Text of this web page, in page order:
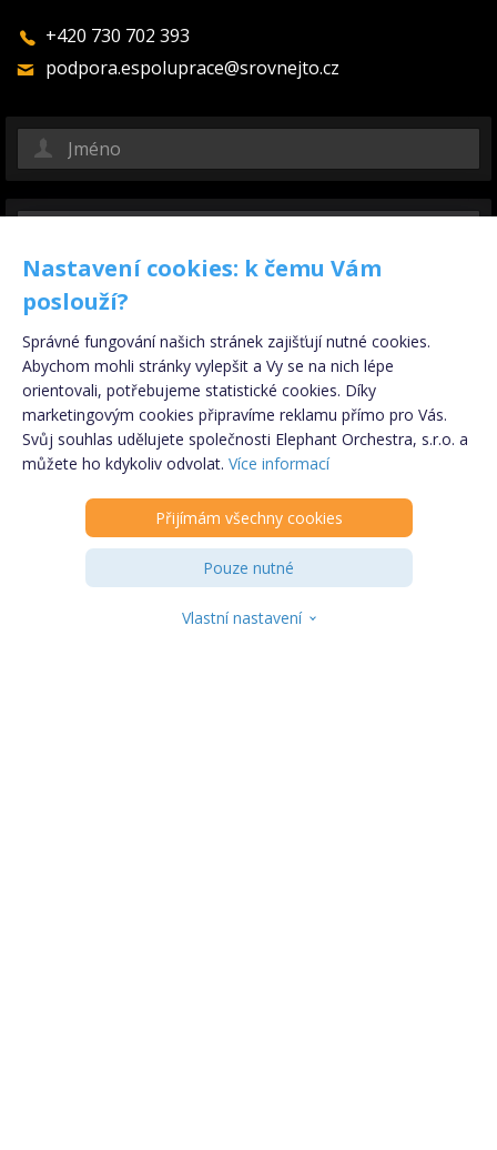
+420 730 702 393
podpora.espoluprace@srovnejto.cz
Registrujte seZDARMA
PARTNER
INZERENT
Nastavení cookies: k čemu Vám
poslouží?
Správné fungování našich stránek zajišťují nutné cookies.
Abychom mohli stránky vylepšit a Vy se na nich lépe
orientovali, potřebujeme statistické cookies. Díky
marketingovým cookies připravíme reklamu přímo pro Vás.
Svůj souhlas udělujete společnosti Elephant Orchestra, s.r.o. a
můžete ho kdykoliv odvolat. Více informací
Přijímám všechny cookies
Pouze nutné
Vlastní nastavení